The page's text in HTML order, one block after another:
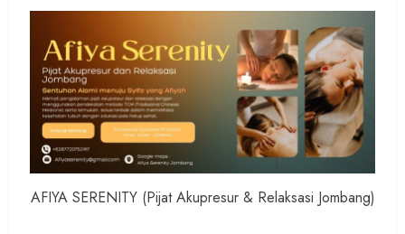
AFIYA SERENITY (Pijat Akupresur & Relaksasi Jombang)